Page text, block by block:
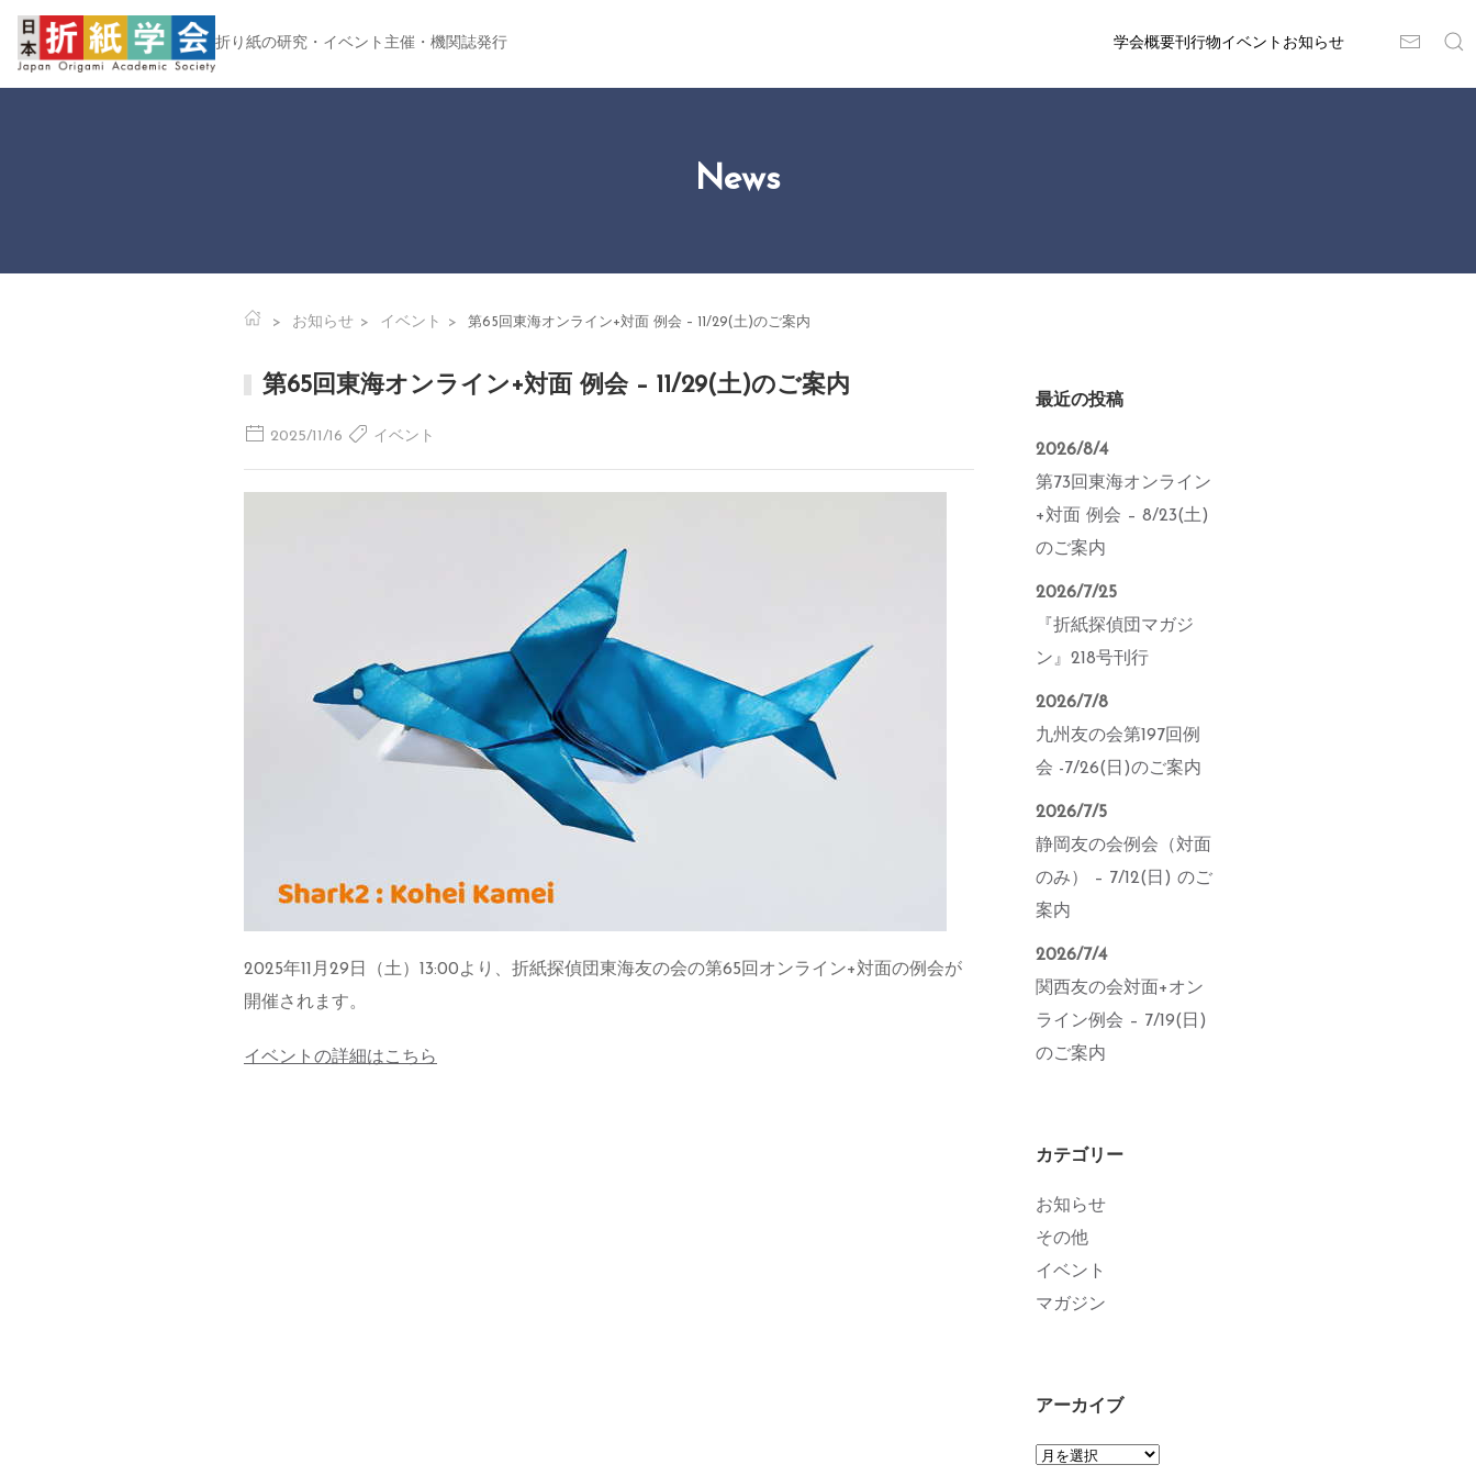
折り紙の研究・イベント主催・機関誌発行 学会概要刊行物イベント お知らせ
News
お知らせ イベント 第65回東海オンライン+対面 例会 – 11/29(土)のご案内
第65回東海オンライン+対面 例会 – 11/29(土)のご案内
2025/11/16 イベント
2025年11月29日（土）13:00より、折紙探偵団東海友の会の第65回オンライン+対面の例会が
開催されます。
イベントの詳細はこちら
最近の投稿
第73回東海オンライン
+対面 例会 – 8/23(土)
のご案内
2026/8/4
『折紙探偵団マガジ
ン』218号刊行
2026/7/25
九州友の会第197回例
会 -7/26(日)のご案内
2026/7/8
静岡友の会例会（対面
のみ） – 7/12(日) のご
案内
2026/7/5
関西友の会対面+オン
ライン例会 – 7/19(日)
のご案内
2026/7/4
カテゴリー
お知らせ
その他
イベント
マガジン
アーカイブ
ア